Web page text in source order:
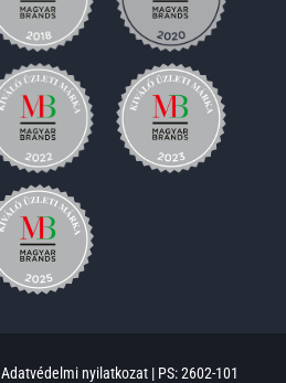
Adatvédelmi nyilatkozat | PS: 2602-101